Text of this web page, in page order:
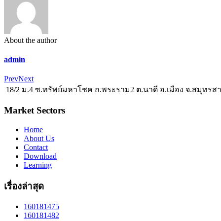
About the author
admin
PrevNext
18/2 ม.4 ซ.ทรัพย์มหาโชค ถ.พระราม2 ต.นาดี อ.เมือง จ.สมุทรส
Market Sectors
Home
About Us
Contact
Download
Learning
เรื่องล่าสุด
160181475
160181482